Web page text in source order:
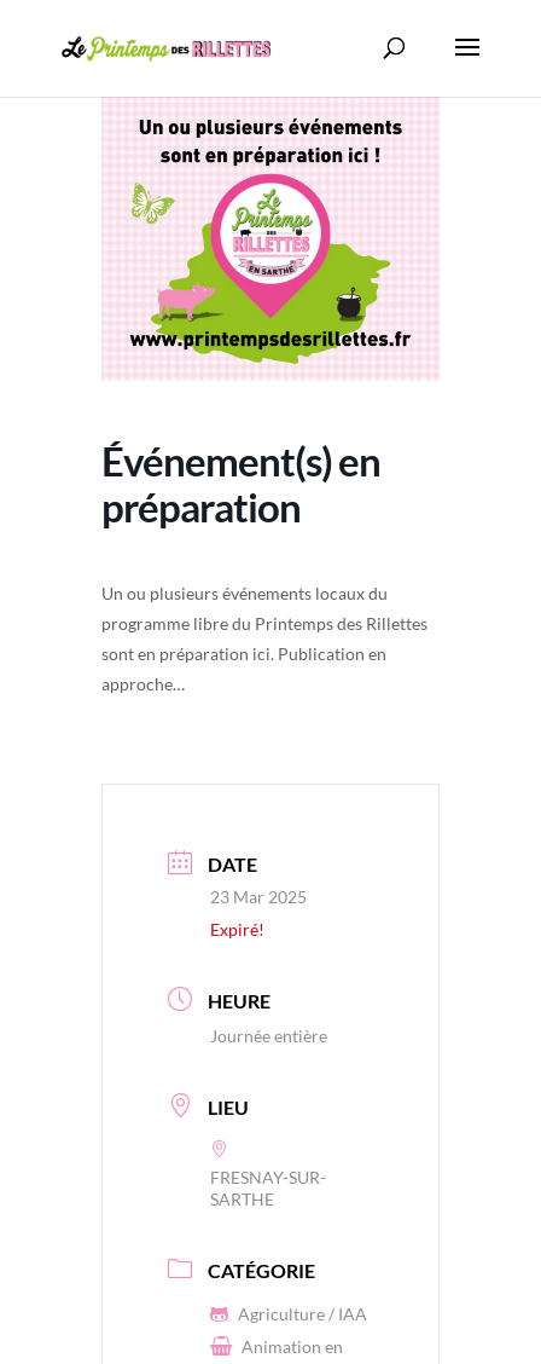
Événement(s) en
préparation
Un ou plusieurs événements locaux du
programme libre du Printemps des Rillettes
sont en préparation ici. Publication en
approche…
DATE
23 Mar 2025
Expiré!
HEURE
Journée entière
LIEU
FRESNAY-SUR-
SARTHE
CATÉGORIE
Agriculture / IAA
Animation en